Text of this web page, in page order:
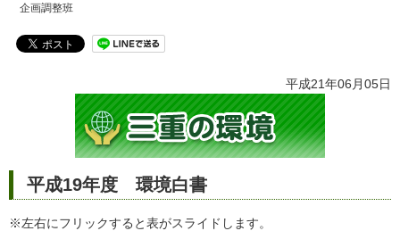
企画調整班
平成21年06月05日
平成19年度 環境白書
※左右にフリックすると表がスライドします。